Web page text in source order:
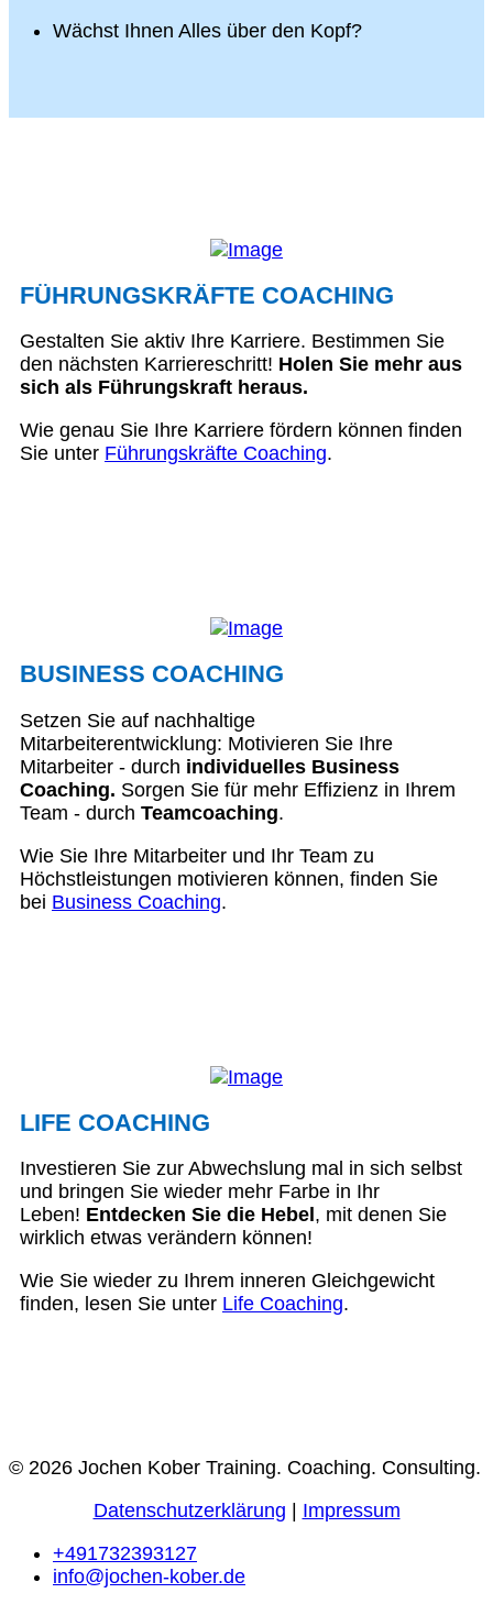
Wächst Ihnen Alles über den Kopf?
FÜHRUNGSKRÄFTE COACHING
Gestalten Sie aktiv Ihre Karriere. Bestimmen Sie
den nächsten Karriereschritt! Holen Sie mehr aus
sich als Führungskraft heraus.
Wie genau Sie Ihre Karriere fördern können finden
Sie unter Führungskräfte Coaching.
BUSINESS COACHING
Setzen Sie auf nachhaltige
Mitarbeiterentwicklung: Motivieren Sie Ihre
Mitarbeiter - durch individuelles Business
Coaching. Sorgen Sie für mehr Effizienz in Ihrem
Team - durch Teamcoaching.
Wie Sie Ihre Mitarbeiter und Ihr Team zu
Höchstleistungen motivieren können, finden Sie
bei Business Coaching.
LIFE COACHING
Investieren Sie zur Abwechslung mal in sich selbst
und bringen Sie wieder mehr Farbe in Ihr
Leben! Entdecken Sie die Hebel , mit denen Sie
wirklich etwas verändern können!
Wie Sie wieder zu Ihrem inneren Gleichgewicht
finden, lesen Sie unter Life Coaching.
© 2026 Jochen Kober Training. Coaching. Consulting.
Datenschutzerklärung
Impressum
+491732393127
info@jochen-kober.de